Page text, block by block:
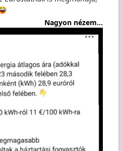
Nagyon nézem...